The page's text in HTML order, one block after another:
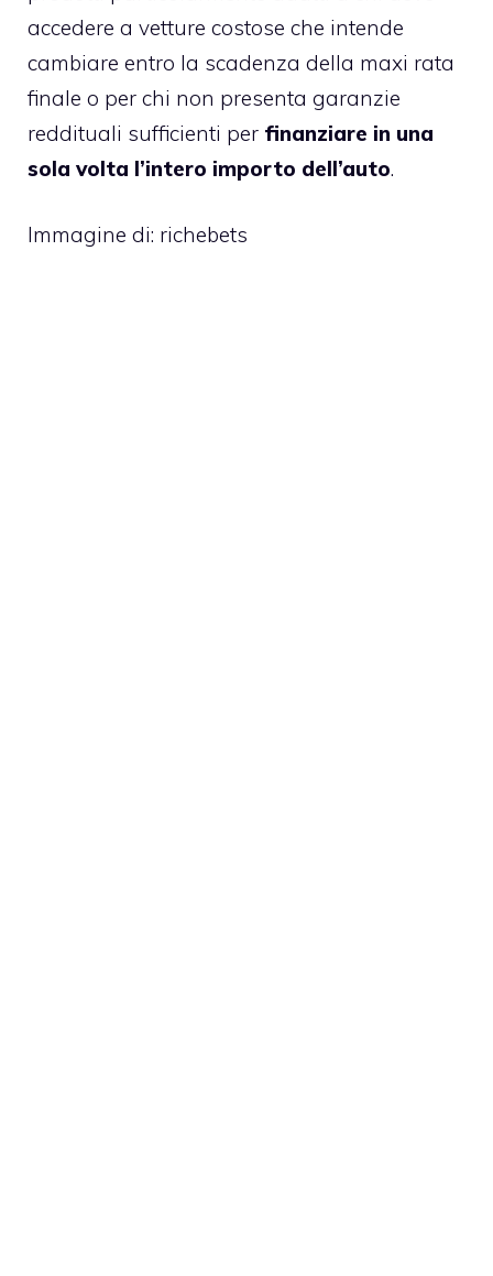
accedere a vetture costose che intende
cambiare entro la scadenza della maxi rata
finale o per chi non presenta garanzie
reddituali sufficienti per finanziare in una
sola volta l’intero importo dell’auto.
Immagine di: richebets